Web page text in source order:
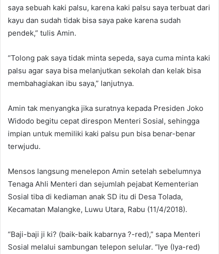
saya sebuah kaki palsu, karena kaki palsu saya terbuat dari
kayu dan sudah tidak bisa saya pake karena sudah
pendek,” tulis Amin.
“Tolong pak saya tidak minta sepeda, saya cuma minta kaki
palsu agar saya bisa melanjutkan sekolah dan kelak bisa
membahagiakan ibu saya,” lanjutnya.
Amin tak menyangka jika suratnya kepada Presiden Joko
Widodo begitu cepat direspon Menteri Sosial, sehingga
impian untuk memiliki kaki palsu pun bisa benar-benar
terwjudu.
Mensos langsung menelepon Amin setelah sebelumnya
Tenaga Ahli Menteri dan sejumlah pejabat Kementerian
Sosial tiba di kediaman anak SD itu di Desa Tolada,
Kecamatan Malangke, Luwu Utara, Rabu (11/4/2018).
“Baji-baji ji ki? (baik-baik kabarnya ?-red),” sapa Menteri
Sosial melalui sambungan telepon selular. “Iye (Iya-red)